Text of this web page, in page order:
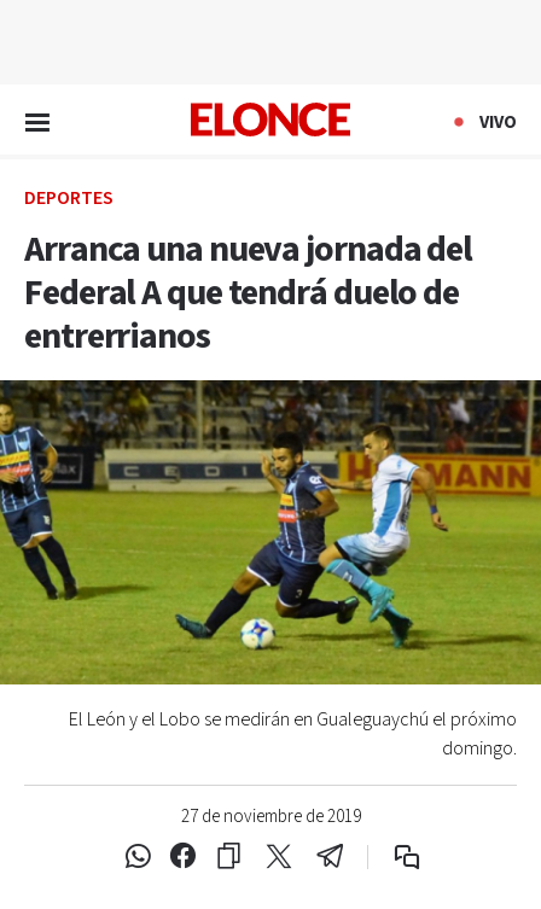
VIVO
DEPORTES
Arranca una nueva jornada del
Federal A que tendrá duelo de
entrerrianos
27 de noviembre de 2019
El León y el Lobo se medirán en Gualeguaychú el próximo
domingo.